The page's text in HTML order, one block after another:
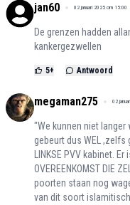
jan60 02 januari 2025 om 15:00
De grenzen hadden
kankergezwellen
5+ Antwoord
megaman275 02
"We kunnen niet langer
gebeurt dus WEL ,zelfs
LINKSE PVV kabinet.
OVEREENKOMST DIE
poorten staan nog
van dit soort